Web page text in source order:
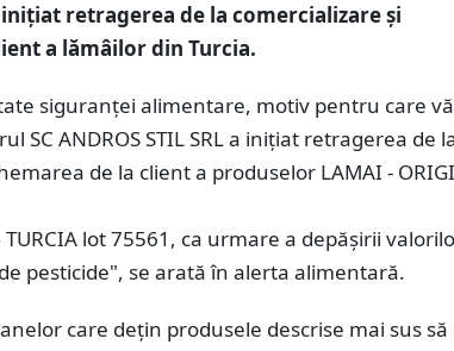
inițiat retragerea de la comercializare și
a lămâilor din Turcia.
siguranței alimentare, motiv pentru care vă
SC ANDROS STIL SRL a inițiat retragerea de
de la client a produselor LAMAI -
TURCIA lot 75561, ca urmare a depășirii
pesticide", se arată în alerta alimentară.
care dețin produsele descrise mai sus să